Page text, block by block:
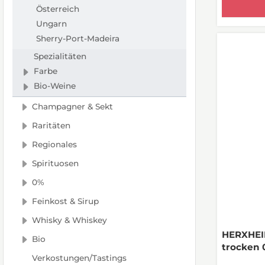
trocken
Österreich
Ungarn
Sherry-Port-Madeira
Spezialitäten
Farbe
Bio-Weine
Champagner & Sekt
Raritäten
Regionales
Spirituosen
0%
Feinkost & Sirup
Whisky & Whiskey
Bio
Verkostungen/Tastings